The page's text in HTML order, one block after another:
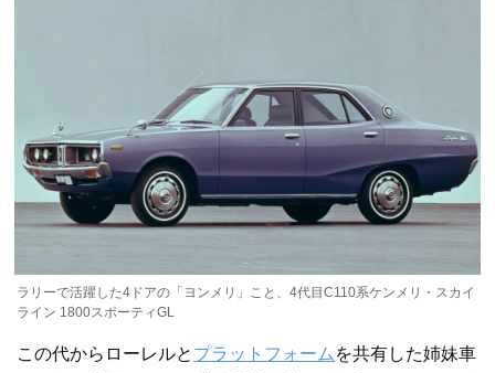
ラリーで活躍した4ドアの「ヨンメリ」こと、4代目C110系ケンメリ・スカイ
ライン 1800スポーティGL
この代からローレルと プラットフォーム を共有した姉妹車